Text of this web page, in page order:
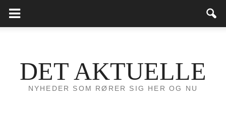
DET AKTUELLE
NYHEDER SOM RØRER SIG HER OG NU